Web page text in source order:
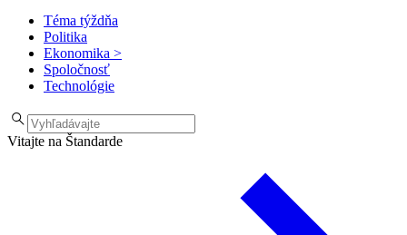
Téma týždňa
Politika
Ekonomika >
Spoločnosť
Technológie
Vitajte na Štandarde